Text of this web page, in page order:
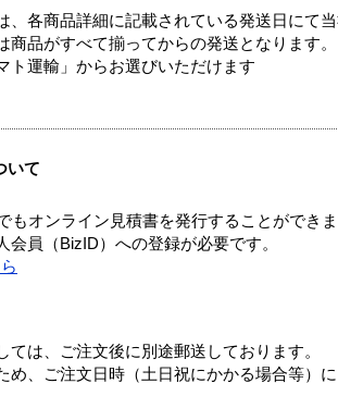
各商品詳細に記載されている発送日にて当
品がすべて揃ってからの発送となります。
運輸」からお選びいただけます
いて
オンライン見積書を発行することができま
員（BizID）への登録が必要です。
は、ご注文後に別途郵送しております。
め、ご注文日時（土日祝にかかる場合等）